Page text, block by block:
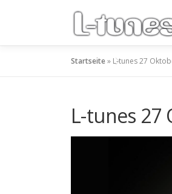
Startseite» L-tunes 27
L-tunes 27